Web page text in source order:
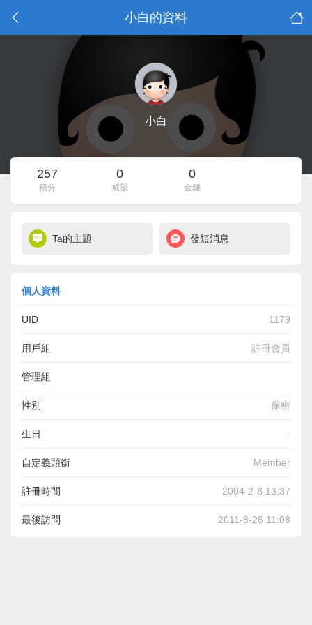
小白的資料
小白
257
積分
0
威望
0
金錢
Ta的主題 發短消息
個人資料
UID 1179
用戶組 註冊會員
管理組
性別 保密
生日 -
自定義頭銜 Member
註冊時間 2004-2-8 13:37
最後訪問 2011-8-26 11:08